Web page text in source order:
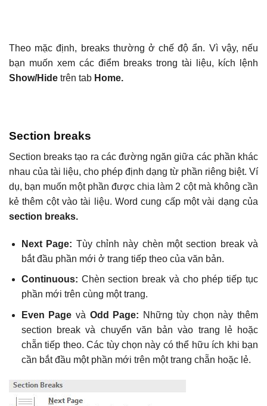
Theo mặc định, breaks thường ở chế độ ẩn. Vì vậy, nếu
bạn muốn xem các điểm breaks trong tài liệu, kích lệnh
Show/Hide trên tab Home.
Section breaks
Section breaks tạo ra các đường ngăn giữa các phần khác
nhau của tài liệu, cho phép định dạng từ phần riêng biệt. Ví
dụ, bạn muốn một phần được chia làm 2 cột mà không cần
kẻ thêm cột vào tài liệu. Word cung cấp một vài dạng của
section breaks.
Next Page: Tùy chỉnh này chèn một section break và
bắt đầu phần mới ở trang tiếp theo của văn bản.
Continuous: Chèn section break và cho phép tiếp tục
phần mới trên cùng một trang.
Even Page và Odd Page: Những tùy chọn này thêm
section break và chuyển văn bản vào trang lẻ hoặc
chẵn tiếp theo. Các tùy chọn này có thể hữu ích khi bạn
cần bắt đầu một phần mới trên một trang chẵn hoặc lẻ.